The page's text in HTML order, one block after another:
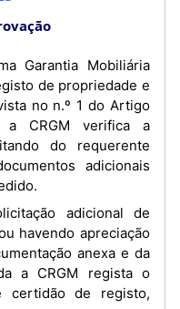
de propriedade e
no n.º 1 do Artigo
a CRGM verifica a
do requerente
adicionais
havendo apreciação
anexa e da
a CRGM regista o
certidão de registo,